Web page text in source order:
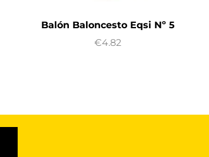
Balón Baloncesto Eqsi Nº 5
€4.82